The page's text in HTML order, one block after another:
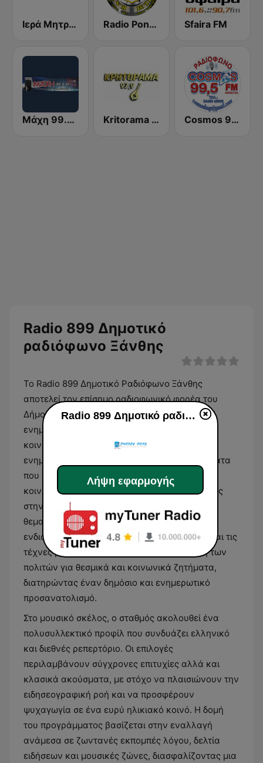
Ιερά Μητρόπολις Πατρών (I-M Patron) Radio Pontos Stockholm - Ράδιο Πόντος Στοκχόλμης Sfaira FM
Μάχη 99.8 FM Maxh Kritorama Κρητόραμα FM 97.9 Cosmos 99.5 FM
Radio 899 Δημοτικό
ραδιόφωνο Ξάνθης
Το Radio 899 Δημοτικό Ραδιόφωνο Ξάνθης
αποτελεί τον επίσημο ραδιοφωνικό φορέα του
Δήμου Ξάνθης, λειτουργώντας ως μέσο
ενημέρωσης και επικοινωνίας για την τοπική
κοινωνία. Το πρόγραμμά του έχει έντονο
ενημερωτικό χαρακτήρα, εστιάζοντας σε θέματα
που αφορούν την τοπική αυτοδιοίκηση, την
κοινωνική επικαιρότητα και τις δραστηριότητες
στην ευρύτερη περιοχή της Θράκης. Η
θεματολογία καλύπτει ένα ευρύ φάσμα
ενδιαφερόντων, από την πολιτιστική κίνηση και τις
τέχνες μέχρι την καθημερινή πληροφόρηση των
πολιτών για θεσμικά και κοινωνικά ζητήματα,
διατηρώντας έναν δημόσιο και ενημερωτικό
προσανατολισμό.
Στο μουσικό σκέλος, ο σταθμός ακολουθεί ένα
πολυσυλλεκτικό προφίλ που συνδυάζει ελληνικό
και διεθνές ρεπερτόριο. Οι επιλογές
περιλαμβάνουν σύγχρονες επιτυχίες αλλά και
κλασικά ακούσματα, με στόχο να πλαισιώνουν την
ειδησεογραφική ροή και να προσφέρουν
ψυχαγωγία σε ένα ευρύ ηλικιακό κοινό. Η δομή
του προγράμματος βασίζεται στην εναλλαγή
ανάμεσα σε ζωντανές εκπομπές λόγου, δελτία
ειδήσεων και μουσικές ζώνες, διασφαλίζοντας μια
Radio 899 Δημοτικό ραδιόφωνο Ξάνθης
Λήψη εφαρμογής